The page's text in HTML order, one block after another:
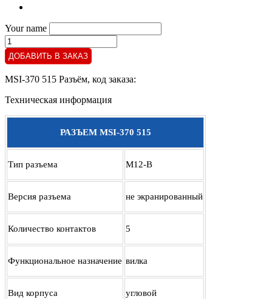
Your name
MSI-
370
515
quantity
ДОБАВИТЬ В ЗАКАЗ
MSI-370 515 Разъём, код заказа:
Техническая информация
РАЗЪЕМ MSI-370 515
Тип разъема M12-B
Версия разъема не экранированный
Количество контактов 5
Функциональное назначение вилка
Вид корпуса угловой